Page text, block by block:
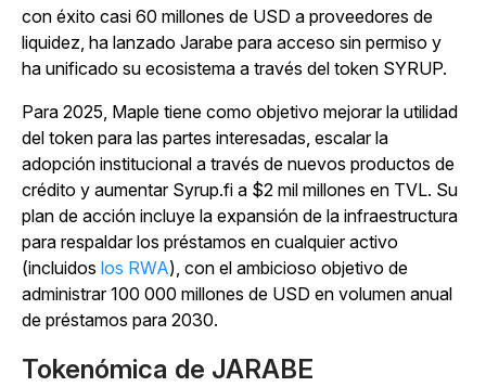
con éxito casi 60 millones de USD a proveedores de
liquidez, ha lanzado Jarabe para acceso sin permiso y
ha unificado su ecosistema a través del token SYRUP.
Para 2025, Maple tiene como objetivo mejorar la utilidad
del token para las partes interesadas, escalar la
adopción institucional a través de nuevos productos de
crédito y aumentar Syrup.fi a $2 mil millones en TVL. Su
plan de acción incluye la expansión de la infraestructura
para respaldar los préstamos en cualquier activo
(incluidos los RWA), con el ambicioso objetivo de
administrar 100 000 millones de USD en volumen anual
de préstamos para 2030.
Tokenómica de JARABE